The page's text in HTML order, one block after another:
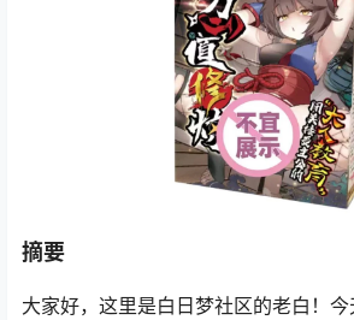
摘要
大家好，这里是白日梦社区的老白！